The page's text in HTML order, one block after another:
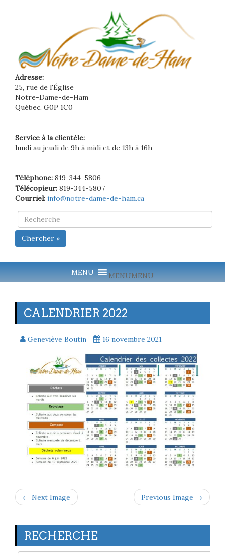
Adresse:
25, rue de l'Église
Notre-Dame-de-Ham
Québec, G0P 1C0
Service à la clientèle:
lundi au jeudi de 9h à midi et de 13h à 16h
Téléphone: 819-344-5806
Télécopieur: 819-344-5807
Courriel: info@notre-dame-de-ham.ca
Chercher »
MENUMENU
CALENDRIER 2022
Geneviève Boutin 16 novembre 2021
← Next Image Previous Image →
RECHERCHE